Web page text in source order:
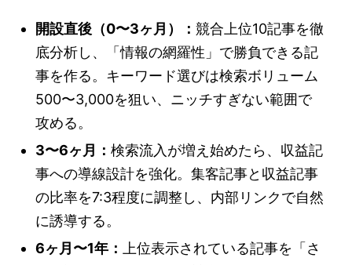
開設直後（0〜3ヶ月）： 競合上位10記事を徹
底分析し、「情報の網羅性」で勝負できる記
事を作る。キーワード選びは検索ボリューム
500〜3,000を狙い、ニッチすぎない範囲で
攻める。
3〜6ヶ月： 検索流入が増え始めたら、収益記
事への導線設計を強化。集客記事と収益記事
の比率を7:3程度に調整し、内部リンクで自然
に誘導する。
6ヶ月〜1年：
上位表示されている記事を「さ